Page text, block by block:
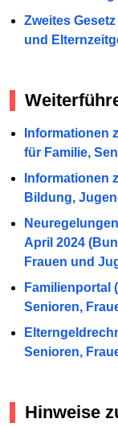
Zweites
und
Informationen
für Familie,
Informationen
Bildung,
April 2024
Frauen und
Familienportal
Senioren,
Senioren,
Hinweise